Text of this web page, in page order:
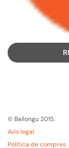
© Bailongu 2015.
Avís legal
Política de compres